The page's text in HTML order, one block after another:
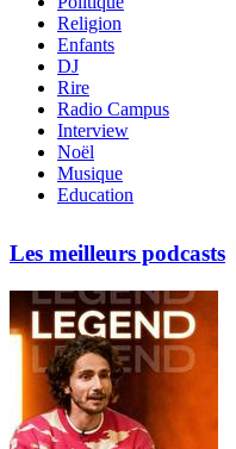
Religion
Enfants
DJ
Rire
Radio Campus
Interview
Noël
Musique
Education
Les meilleurs podcasts